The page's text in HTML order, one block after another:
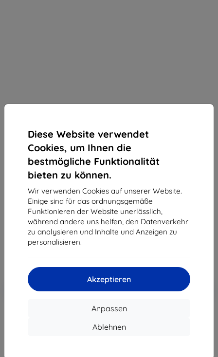
Diese Website verwendet
Cookies, um Ihnen die
bestmögliche Funktionalität
bieten zu können.
Wir verwenden Cookies auf unserer Website.
Einige sind für das ordnungsgemäße
Funktionieren der Website unerlässlich,
während andere uns helfen, den Datenverkehr
zu analysieren und Inhalte und Anzeigen zu
personalisieren.
Akzeptieren
Anpassen
Ablehnen
3MK Folie 1UP Vivo V23 5G Gaming, 3 Stk.
Geeignet für: Vivo V23
Produktbeschreibung
28,91 €
10,71 €
-10%
Rabatt mit Gutschein
EXTRA10
Warenkorb